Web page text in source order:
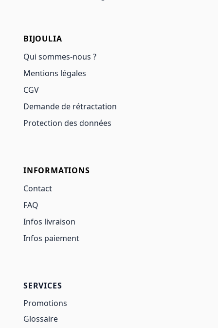
BIJOULIA
Qui sommes-nous ?
Mentions légales
CGV
Demande de rétractation
Protection des données
INFORMATIONS
Contact
FAQ
Infos livraison
Infos paiement
SERVICES
Promotions
Glossaire